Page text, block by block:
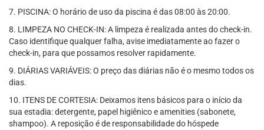
7. PISCINA: O horário de uso da piscina é das 08:00 às 20:00.
8. LIMPEZA NO CHECK-IN: A limpeza é realizada antes do check-in.
Caso identifique qualquer falha, avise imediatamente ao fazer o
check-in, para que possamos resolver rapidamente.
9. DIÁRIAS VARIÁVEIS: O preço das diárias não é o mesmo todos os
dias.
10. ITENS DE CORTESIA: Deixamos itens básicos para o início da
sua estadia: detergente, papel higiênico e amenities (sabonete,
shampoo). A reposição é de responsabilidade do hóspede